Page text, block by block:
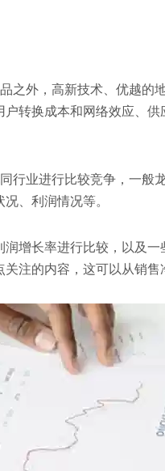
之外，高新技术、优越的
转换成本和网络效应、
行业进行比较竞争，一般
、利润情况等。
增长率进行比较，以及一
注的内容，这可以从销售